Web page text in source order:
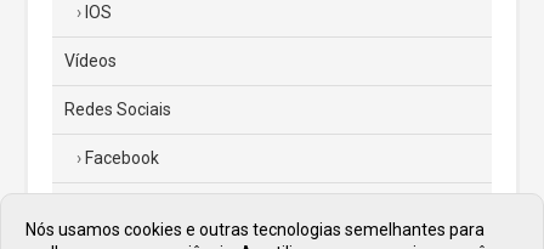
IOS
Vídeos
Redes Sociais
Facebook
Nós usamos cookies e outras tecnologias semelhantes para